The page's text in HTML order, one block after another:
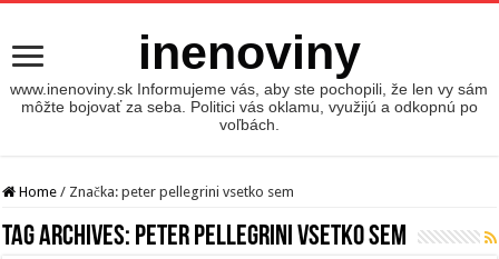
inenoviny
www.inenoviny.sk Informujeme vás, aby ste pochopili, že len vy sám
môžte bojovať za seba. Politici vás oklamu, využijú a odkopnú po
voľbách.
Home / Značka:peter pellegrini vsetko sem
Tag Archives: peter pellegrini vsetko sem